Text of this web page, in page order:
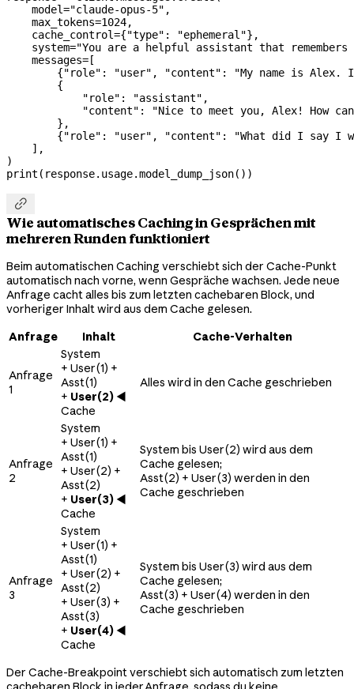
    model
="claude-opus-5" ,
    max_tokens
=1024,
    cache_control
={"type" : "ephemeral"},
    system
="You are a helpful assistant that
    messages
= [
        {
"role" : "user" , "content" :
"My name is Alex.
        {
            "role"
: "assistant" ,
            "content"
:
"Nice to meet you, Alex! How
        },
        {
"role" : "user" , "content" :
"What did I say I
    ],
)
print (response.usage.model_dump_json())

Wie automatisches Caching in Gesprächen mit
mehreren Runden funktioniert
Beim automatischen Caching verschiebt sich der Cache-Punkt
automatisch nach vorne, wenn Gespräche wachsen. Jede neue
Anfrage cacht alles bis zum letzten cachebaren Block, und
vorheriger Inhalt wird aus dem Cache gelesen.
Anfrage
Inhalt Cache-Verhalten
Anfrage
1
System
+ User(1) +
Asst(1)
+ User(2) ◀
Cache
Alles wird in den Cache geschrieben
Anfrage
2
System
+ User(1) +
Asst(1)
+ User(2) +
Asst(2)
+ User(3) ◀
Cache
System bis User(2) wird aus dem
Cache gelesen;
Asst(2) + User(3) werden in den
Cache geschrieben
Anfrage
3
System
+ User(1) +
Asst(1)
+ User(2) +
Asst(2)
+ User(3) +
Asst(3)
+ User(4) ◀
Cache
System bis User(3) wird aus dem
Cache gelesen;
Asst(3) + User(4) werden in den
Cache geschrieben
Der Cache-Breakpoint verschiebt sich automatisch zum letzten